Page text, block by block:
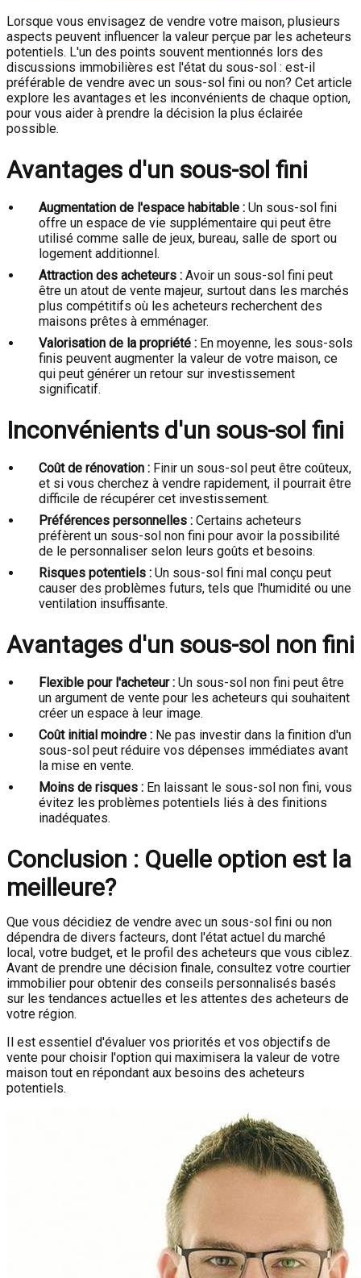
Lorsque vous envisagez de vendre votre maison, plusieurs
aspects peuvent influencer la valeur perçue par les acheteurs
potentiels. L'un des points souvent mentionnés lors des
discussions immobilières est l'état du sous-sol : est-il
préférable de vendre avec un sous-sol fini ou non? Cet article
explore les avantages et les inconvénients de chaque option,
pour vous aider à prendre la décision la plus éclairée
possible.
Avantages d'un sous-sol fini
Augmentation de l'espace habitable : Un sous-sol fini
offre un espace de vie supplémentaire qui peut être
utilisé comme salle de jeux, bureau, salle de sport ou
logement additionnel.
Attraction des acheteurs : Avoir un sous-sol fini peut
être un atout de vente majeur, surtout dans les marchés
plus compétitifs où les acheteurs recherchent des
maisons prêtes à emménager.
Valorisation de la propriété : En moyenne, les sous-sols
finis peuvent augmenter la valeur de votre maison, ce
qui peut générer un retour sur investissement
significatif.
Inconvénients d'un sous-sol fini
Coût de rénovation : Finir un sous-sol peut être coûteux,
et si vous cherchez à vendre rapidement, il pourrait être
difficile de récupérer cet investissement.
Préférences personnelles : Certains acheteurs
préfèrent un sous-sol non fini pour avoir la possibilité
de le personnaliser selon leurs goûts et besoins.
Risques potentiels : Un sous-sol fini mal conçu peut
causer des problèmes futurs, tels que l'humidité ou une
ventilation insuffisante.
Avantages d'un sous-sol non fini
Flexible pour l'acheteur : Un sous-sol non fini peut être
un argument de vente pour les acheteurs qui souhaitent
créer un espace à leur image.
Coût initial moindre : Ne pas investir dans la finition d'un
sous-sol peut réduire vos dépenses immédiates avant
la mise en vente.
Moins de risques : En laissant le sous-sol non fini, vous
évitez les problèmes potentiels liés à des finitions
inadéquates.
Conclusion : Quelle option est la
meilleure?
Que vous décidiez de vendre avec un sous-sol fini ou non
dépendra de divers facteurs, dont l'état actuel du marché
local, votre budget, et le profil des acheteurs que vous ciblez.
Avant de prendre une décision finale, consultez votre courtier
immobilier pour obtenir des conseils personnalisés basés
sur les tendances actuelles et les attentes des acheteurs de
votre région.
Il est essentiel d'évaluer vos priorités et vos objectifs de
vente pour choisir l'option qui maximisera la valeur de votre
maison tout en répondant aux besoins des acheteurs
potentiels.